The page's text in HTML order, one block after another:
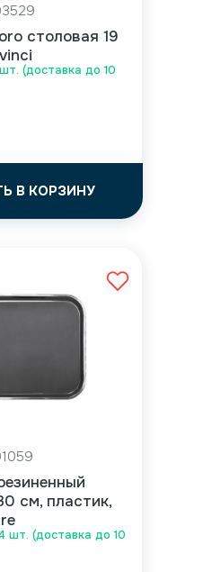
(доставка до 10
столовая 19
В КОРЗИНУ
шт. (доставка до 10
см, пластик,